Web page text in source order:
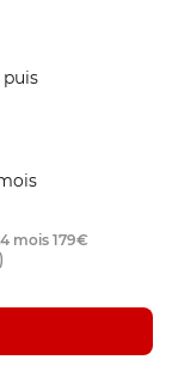
puis
mois179€